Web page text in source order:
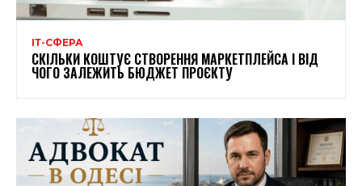
ІТ-СФЕРА
СКІЛЬКИ КОШТУЄ СТВОРЕННЯ МАРКЕТПЛЕЙСА І ВІД
ЧОГО ЗАЛЕЖИТЬ БЮДЖЕТ ПРОЄКТУ